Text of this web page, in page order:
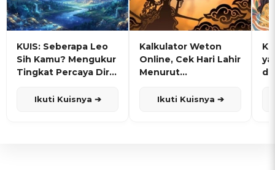
KUIS: Seberapa Leo
Sih Kamu? Mengukur
Tingkat Percaya Diri
Ikuti Kuisnya ➔
Kalkulator Weton
Online, Cek Hari Lahir
Menurut
Ikuti Kuisnya ➔